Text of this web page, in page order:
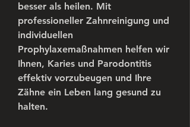
besser als heilen. Mit
professioneller Zahnreinigung und
individuellen
Prophylaxemaßnahmen helfen wir
Ihnen, Karies und Parodontitis
effektiv vorzubeugen und Ihre
Zähne ein Leben lang gesund zu
halten.